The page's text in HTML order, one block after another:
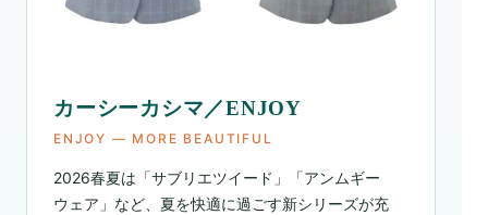
カーシーカシマ／ENJOY
ENJOY ― MORE BEAUTIFUL
2026春夏は「サブリエツイード」「アンムギー
ウェア」など、夏を快適に過ごす新シリーズが充